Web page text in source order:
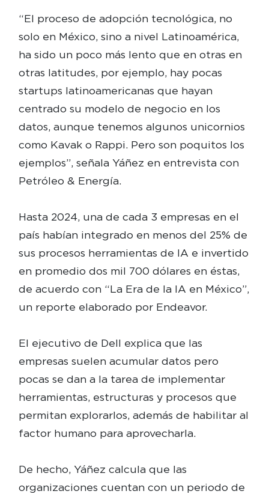
“El proceso de adopción tecnológica, no
solo en México, sino a nivel Latinoamérica,
ha sido un poco más lento que en otras en
otras latitudes, por ejemplo, hay pocas
startups latinoamericanas que hayan
centrado su modelo de negocio en los
datos, aunque tenemos algunos unicornios
como Kavak o Rappi. Pero son poquitos los
ejemplos”, señala Yáñez en entrevista con
Petróleo & Energía.
Hasta 2024, una de cada 3 empresas en el
país habían integrado en menos del 25% de
sus procesos herramientas de IA e invertido
en promedio dos mil 700 dólares en éstas,
de acuerdo con “La Era de la IA en México”,
un reporte elaborado por Endeavor.
El ejecutivo de Dell explica que las
empresas suelen acumular datos pero
pocas se dan a la tarea de implementar
herramientas, estructuras y procesos que
permitan explorarlos, además de habilitar al
factor humano para aprovecharla.
De hecho, Yáñez calcula que las
organizaciones cuentan con un periodo de